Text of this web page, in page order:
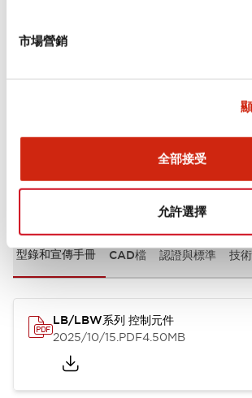
市場營銷
全部接受
允許選擇
文件和檔案
型錄和宣傳手冊 CAD檔 認證與標準 技
LB/LBW系列 控制元件
2025/10/15.PDF4.50MB